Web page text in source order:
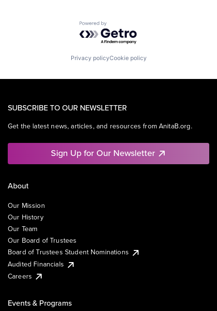
Powered by Getro.com
Privacy policyCookie policy
SUBSCRIBE TO OUR NEWSLETTER
Get the latest news, articles, and resources from AnitaB.org.
Sign Up for Our Newsletter
About
Our Mission
Our History
Our Team
Our Board of Trustees
Board of Trustees Student Nominations
Audited Financials
Careers
Events & Programs